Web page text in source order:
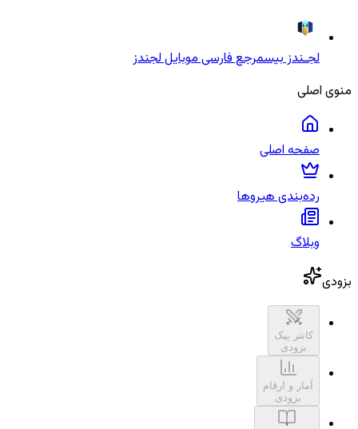
لجـندز بیسمرجع فارسی موبایل لجندز
منوی اصلی
صفحه اصلی
رده‌بندی هیروها
وبلاگ
بزودی
کانتر پیک
بزودی
آمار و ارقام
بزودی